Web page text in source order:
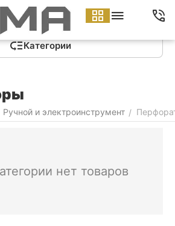
Категории
Ручной и электроинструмент /
нет товаров
Корзина Аккаунт